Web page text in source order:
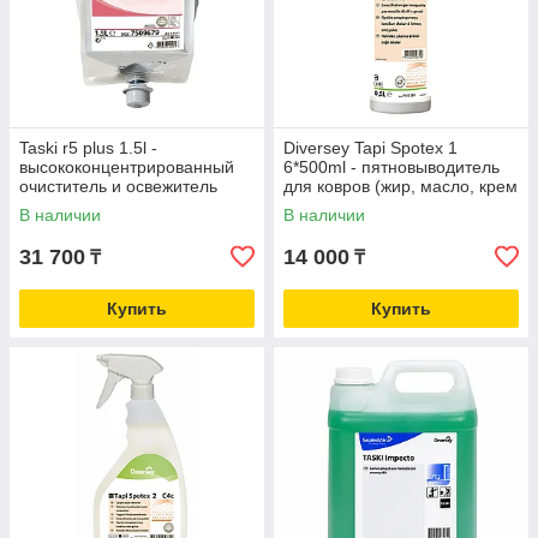
Taski r5 plus 1.5l -
высококонцентрированный
очиститель и освежитель
воздуха
В наличии
31 700 ₸
Купить
Diversey Tapi Spotex 1
6*500ml - пятновыводитель
для ковров (жир, масло, крем
для обуви)
В наличии
14 000 ₸
Купить